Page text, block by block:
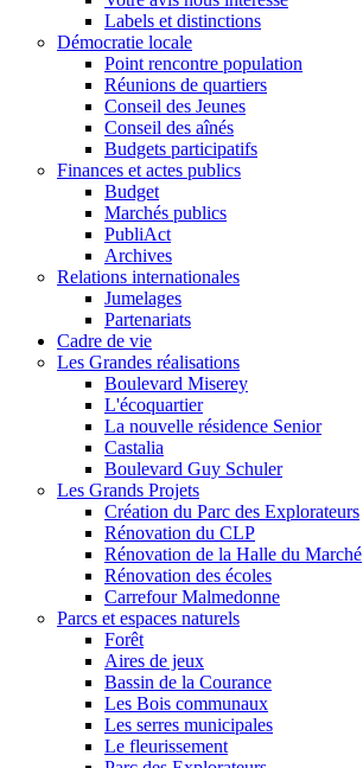
Labels et distinctions
Démocratie locale
Point rencontre population
Réunions de quartiers
Conseil des Jeunes
Conseil des aînés
Budgets participatifs
Finances et actes publics
Budget
Marchés publics
PubliAct
Archives
Relations internationales
Jumelages
Partenariats
Cadre de vie
Les Grandes réalisations
Boulevard Miserey
L'écoquartier
La nouvelle résidence Senior
Castalia
Boulevard Guy Schuler
Les Grands Projets
Création du Parc des Explorateurs
Rénovation du CLP
Rénovation de la Halle du Marché
Rénovation des écoles
Carrefour Malmedonne
Parcs et espaces naturels
Forêt
Aires de jeux
Bassin de la Courance
Les Bois communaux
Les serres municipales
Le fleurissement